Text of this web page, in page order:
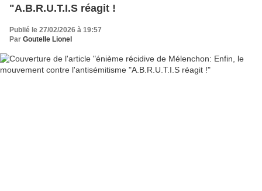
"A.B.R.U.T.I.S réagit !
Publié le 27/02/2026 à 19:57
Par Goutelle Lionel